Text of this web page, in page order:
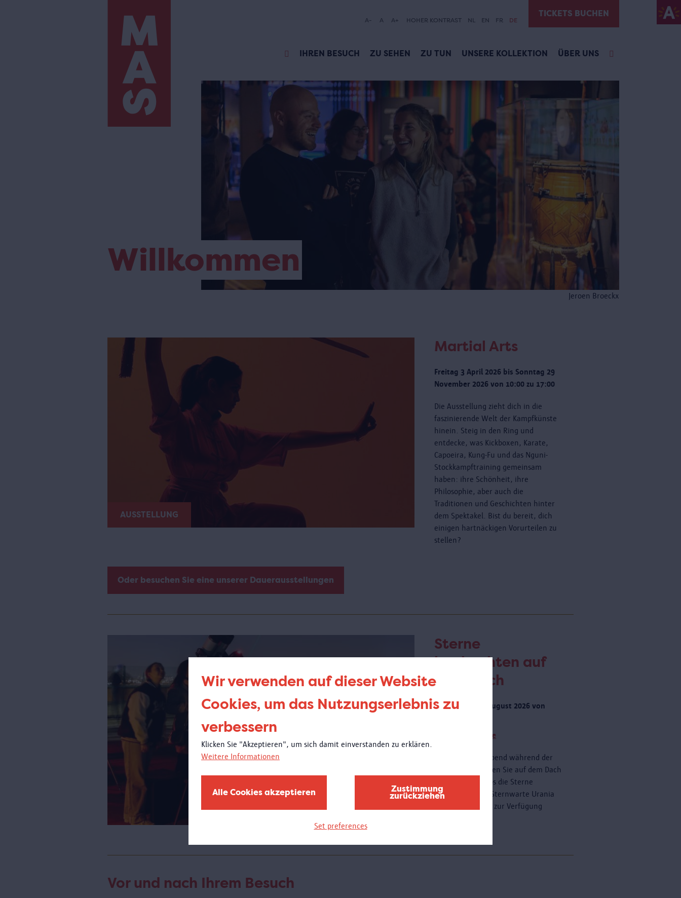
Wir verwenden auf dieser Website
Cookies, um das Nutzungserlebnis zu
verbessern
Klicken Sie "Akzeptieren", um sich damit einverstanden zu erklären.
Weitere Informationen
Alle Cookies akzeptieren Zustimmung
zurückziehen
Set preferences
A- A A+ HOHER KONTRAST NL EN FR DE
TICKETS BUCHEN
IHREN BESUCH ZU SEHEN ZU TUN UNSERE KOLLEKTION ÜBER UNS
Jeroen Broeckx
Willkommen
AUSSTELLUNG
Martial Arts
Freitag 3 April 2026 bis Sonntag 29
November 2026 von 10:00 zu 17:00
Die Ausstellung zieht dich in die
faszinierende Welt der Kampfkünste
hinein. Steig in den Ring und
entdecke, was Kickboxen, Karate,
Capoeira, Kung-Fu und das Nguni-
Stockkampftraining gemeinsam
haben: ihre Schönheit, ihre
Philosophie, aber auch die
Traditionen und Geschichten hinter
dem Spektakel. Bist du bereit, dich
einigen hartnäckigen Vorurteilen zu
stellen?
Oder besuchen Sie eine unserer Dauerausstellungen
Sterne
beobachten auf
dem Dach
Donnerstag 20 August 2026 von
Weitere Termine
Am Donnerstagabend während der
Schulferien können Sie auf dem Dach
des MAS kostenlos die Sterne
bewundern. Die Sternwarte Urania
wird ein Teleskop zur Verfügung
Vor und nach Ihrem Besuch